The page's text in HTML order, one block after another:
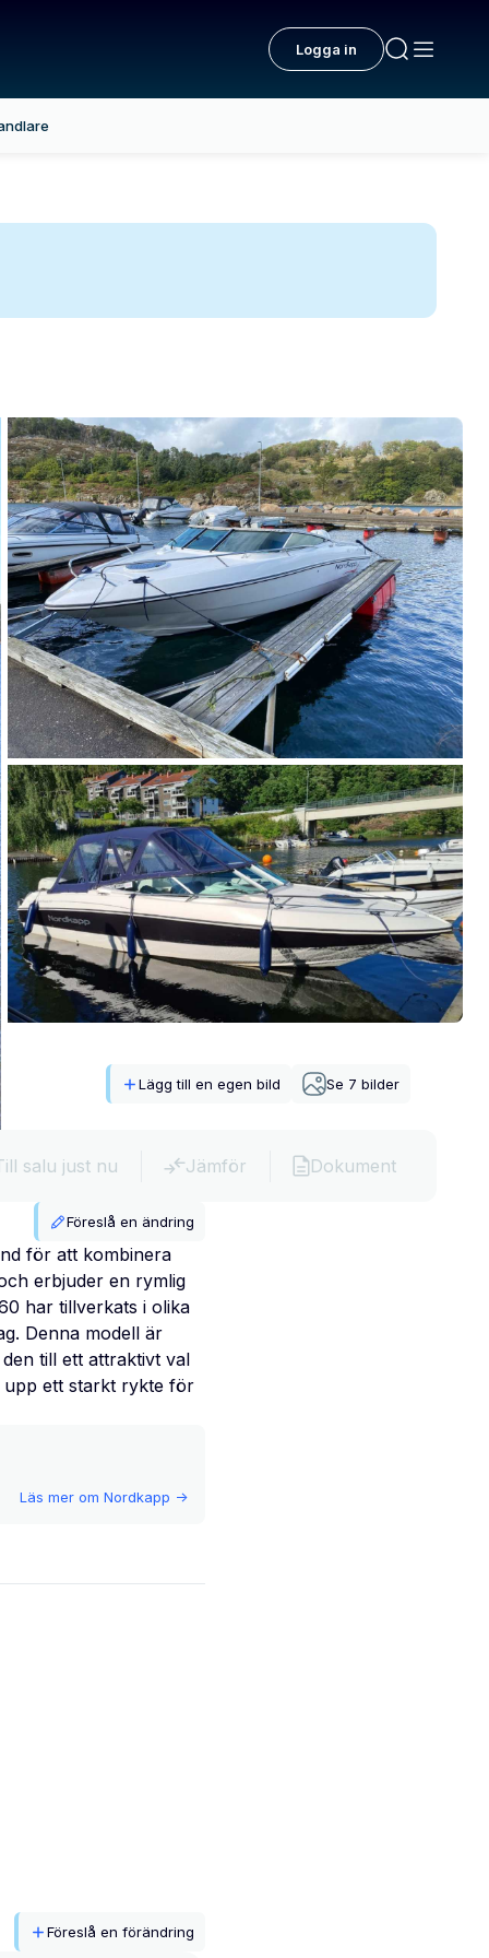
Logga in
Lägg till en egen bild Se 7 bilder
salu just nu Jämför Dokument
Föreslå en ändring
för att kombinera
erbjuder en rymlig
har tillverkats i olika
Denna modell är
till ett attraktivt val
upp ett starkt rykte för
Läs mer om Nordkapp ->
Föreslå en förändring